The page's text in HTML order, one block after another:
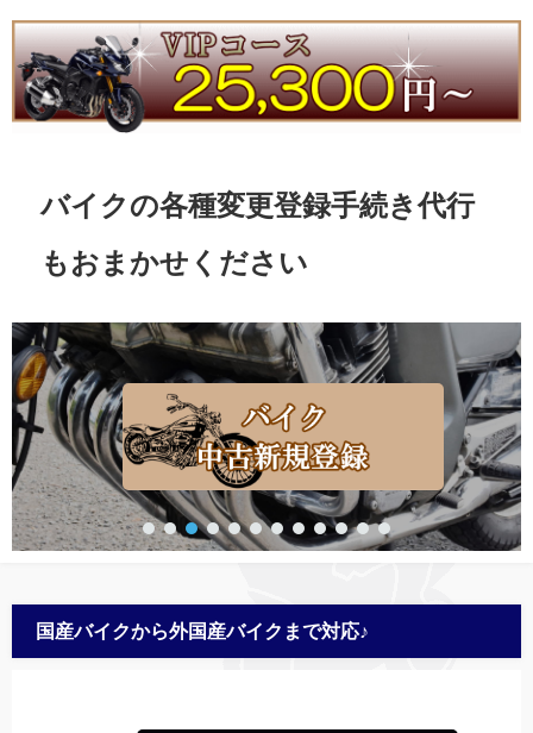
バイクの各種変更登録手続き代行
もおまかせください
国産バイクから外国産バイクまで対応♪